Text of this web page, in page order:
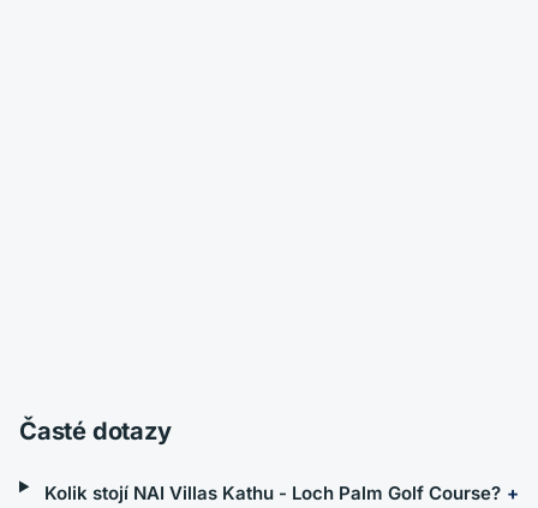
Časté dotazy
Kolik stojí NAI Villas Kathu - Loch Palm Golf Course?